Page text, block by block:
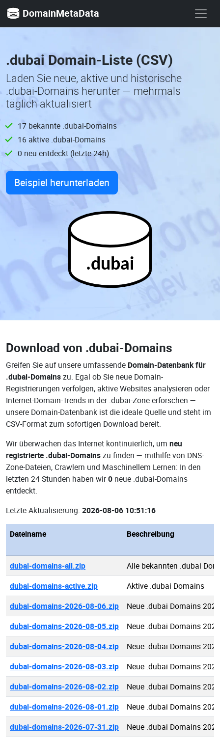
DomainMetaData
.dubai Domain-Liste (CSV)
Laden Sie neue, aktive und historische
.dubai-Domains herunter — mehrmals
täglich aktualisiert
17 bekannte .dubai-Domains
16 aktive .dubai-Domains
0 neu entdeckt (letzte 24h)
Beispiel herunterladen
.dubai
Download von .dubai-Domains
Greifen Sie auf unsere umfassende Domain-Datenbank für
.dubai-Domainszu. Egal ob Sie neue Domain-
Registrierungen verfolgen, aktive Websites analysieren oder
Internet-Domain-Trends in der .dubai-Zone erforschen —
unsere Domain-Datenbank ist die ideale Quelle und steht im
CSV-Format zum sofortigen Download bereit.
Wir überwachen das Internet kontinuierlich, um neu
registrierte .dubai-Domainszu finden — mithilfe von DNS-
Zone-Dateien, Crawlern und Maschinellem Lernen: In den
letzten 24 Stunden haben wir0 neue .dubai-Domains
entdeckt.
Letzte Aktualisierung: 2026-08-06 10:51:16
Dateiname Beschreibung
dubai-domains-all.zip
Alle bekannten .dubai
dubai-domains-active.zip
Aktive .dubai Domains
dubai-domains-2026-08-06.zip
Neue .dubai Domains
dubai-domains-2026-08-05.zip
Neue .dubai Domains
dubai-domains-2026-08-04.zip
Neue .dubai Domains
dubai-domains-2026-08-03.zip
Neue .dubai Domains
dubai-domains-2026-08-02.zip
Neue .dubai Domains
dubai-domains-2026-08-01.zip
Neue .dubai Domains
dubai-domains-2026-07-31.zip
Neue .dubai Domains